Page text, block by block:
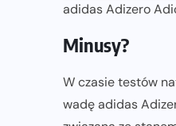
adidas Adizero
Minusy?
W czasie testów
wadę adidas